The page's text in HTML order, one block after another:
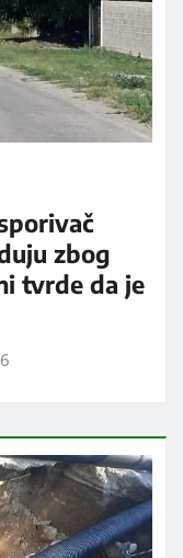
zbog
tvrde da je